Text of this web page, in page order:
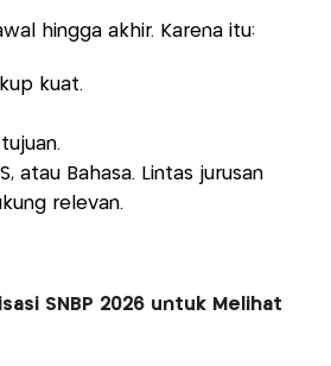
hingga akhir. Karena itu:
kuat.
atau Bahasa. Lintas jurusan
relevan.
SNBP 2026 untuk Melihat